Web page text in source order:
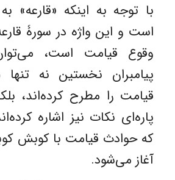
با توجه به اینکه «قارعه»
است و این واژه در سورۀ
وقوع قیامت است،
پیامبران نخستین نه
قیامت را مطرح کرده‌اند،
پاره‌ای نکات نیز اشاره
که حوادث قیامت با کوبش
آغاز می‌شود.